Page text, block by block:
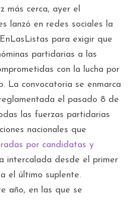
más cerca, ayer el
lanzó en redes sociales la
para exigir que
partidarias a las
con la lucha por
La convocatoria se enmarca
el pasado 8 de
las fuerzas partidarias
nacionales que
por candidatas y
intercalada desde el primer
el último suplente.
año, en las que se